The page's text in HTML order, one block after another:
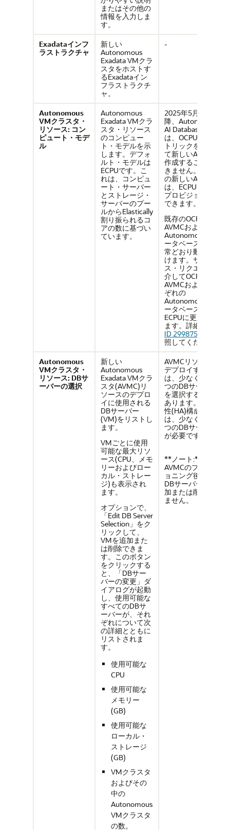
またはその他の
情報を入力しま
す。
Exadataインフ
ラストラクチャ
新しい
Autonomous
Exadata VMクラ
スタをホストす
るExadataイン
フラストラクチ
ャ。
-
Autonomous
VMクラスタ・
リソース: コン
ピュート・モデ
ル
Autonomous
Exadata VMクラ
スタ・リソース
のコンピュー
ト・モデルを示
します。デフォ
ルト・モデルは
ECPUです。こ
れは、コンピュ
ート・サーバー
とストレージ・
サーバーのプー
ルからElastically
割り振られるコ
アの数に基づい
ています。
2025年5月28日以
降、Autonomous
AI Databaseで
は、OCPU請求メ
トリックを使用し
て新しいAVMCを
作成することはで
きません。すべて
の新しいAVMC
は、ECPUでのみ
プロビジョニング
できます。
既存のOCPU
AVMCおよび
Autonomous AIデ
ータベースは、通
常どおり動作し続
けます。サービ
ス・リクエストを
介してOCPU
AVMCおよびそれ
ぞれの
Autonomous AIデ
ータベースを
ECPUに更新でき
ます。詳細は
ID 2998755.1
照してください。
Autonomous
VMクラスタ・
リソース: DBサ
ーバーの選択
新しい
Autonomous
Exadata VMクラ
スタ(AVMC)リ
ソースのデプロ
イに使用される
DBサーバー
(VM)をリストし
ます。
VMごとに使用
可能な最大リソ
ース(CPU、メモ
リーおよびロー
カル・ストレー
ジ)も表示され
ます。
オプションで、
「Edit DB Server
Selection」をク
リックして、
VMを追加また
は削除できま
す。このボタン
をクリックする
と、「DBサー
バーの変更」ダ
イアログが起動
し、使用可能な
すべてのDBサ
ーバーが、それ
ぞれについて次
の詳細とともに
リストされま
す。
使用可能な
CPU
使用可能な
メモリー
(GB)
使用可能な
ローカル・
ストレージ
(GB)
VMクラスタ
およびその
中の
Autonomous
VMクラスタ
の数。
AVMCリソースを
デプロイするに
は、少なくとも2
つのDBサーバー
を選択する必要が
あります。高可用
性(HA)構成に
は、少なくとも2
つのDBサーバー
が必要です。
**ノート:**
AVMCのプロビジ
ョニング後は、
DBサーバーを追
加または削除でき
ません。